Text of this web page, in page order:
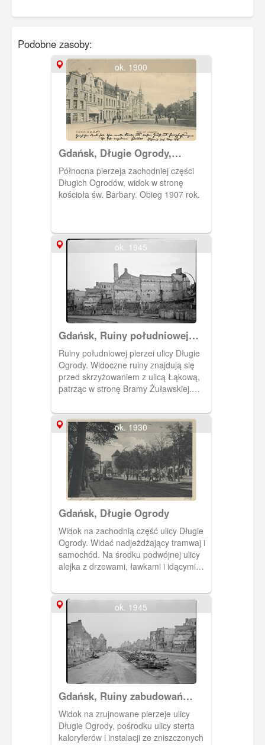
Podobne zasoby:
ok. 1900
Gdańsk, Długie Ogrody,
pierzeja północna
Północna pierzeja zachodniej części
Długich Ogrodów, widok w stronę
kościoła św. Barbary. Obieg 1907 rok.
ok. 1945
Gdańsk, Ruiny południowej
pierzei ulicy Długie Ogrody
Ruiny południowej pierzei ulicy Długie
Ogrody. Widoczne ruiny znajdują się
przed skrzyżowaniem z ulicą Łąkową,
patrząc w stronę Bramy Żuławskiej.
przez charakterystyczne lampy
zamontowane w latach 30 XX wieku.
Widoczne są również stosy cegieł ze
zniszczonych budynków.
ok. 1930
Gdańsk, Długie Ogrody
Widok na zachodnią część ulicy Długie
Ogrody. Widać nadjeżdżający tramwaj i
samochód. Na środku podwójnej ulicy
alejka z drzewami, ławkami i idącymi
północna Długich Ogrodów. Na środku
fotografii za drzewami widoczne baszty
Bramy Stągiewnej.
ok. 1945
Gdańsk, Ruiny zabudowań
Długich Ogrodów
Widok na zrujnowane pierzeje ulicy
Długie Ogrody, pośrodku ulicy sterta
kaloryferów i instalacji ze zniszczonych